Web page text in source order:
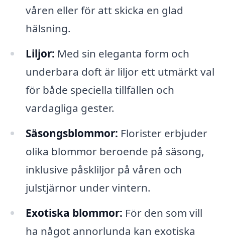
våren eller för att skicka en glad
hälsning.
Liljor: Med sin eleganta form och
underbara doft är liljor ett utmärkt val
för både speciella tillfällen och
vardagliga gester.
Säsongsblommor: Florister erbjuder
olika blommor beroende på säsong,
inklusive påskliljor på våren och
julstjärnor under vintern.
Exotiska blommor: För den som vill
ha något annorlunda kan exotiska